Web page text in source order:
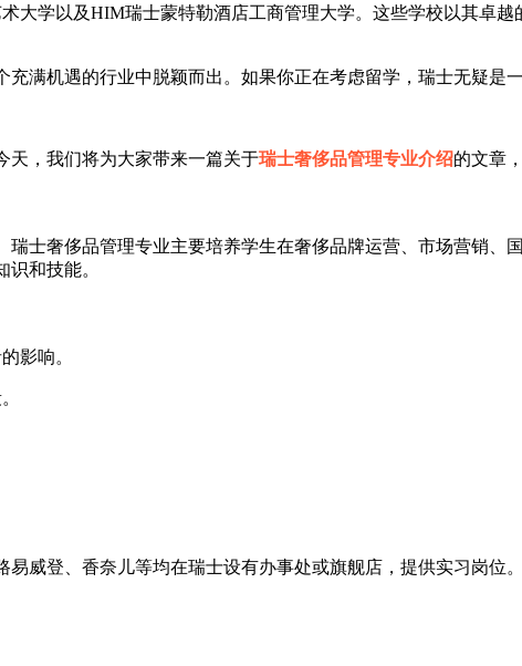
大学以及HIM瑞士蒙特勒酒店工商管理大学。这些学校以其卓
满机遇的行业中脱颖而出。如果你正在考虑留学，瑞士无疑是
天，我们将为大家带来一篇关于瑞士奢侈品管理专业介绍的文章
士奢侈品管理专业主要培养学生在奢侈品牌运营、市场营销、
和技能。
影响。
威登、香奈儿等均在瑞士设有办事处或旗舰店，提供实习岗位